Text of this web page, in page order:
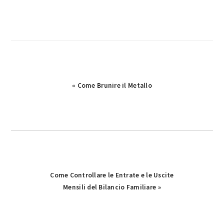
Previous
« Come Brunire il Metallo
Next
Post:
Come Controllare le Entrate e le Uscite
Mensili del Bilancio Familiare »